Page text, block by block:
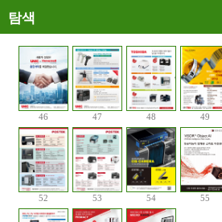
탐색
46 47 48 49
52 53 54 55